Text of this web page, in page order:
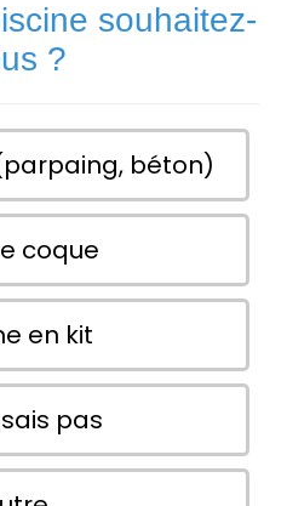
souhaitez-
?
béton)
coque
en kit
pas